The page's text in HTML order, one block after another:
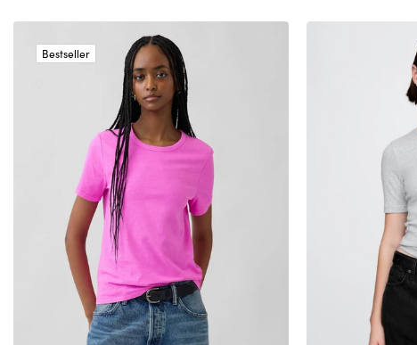
Bestseller